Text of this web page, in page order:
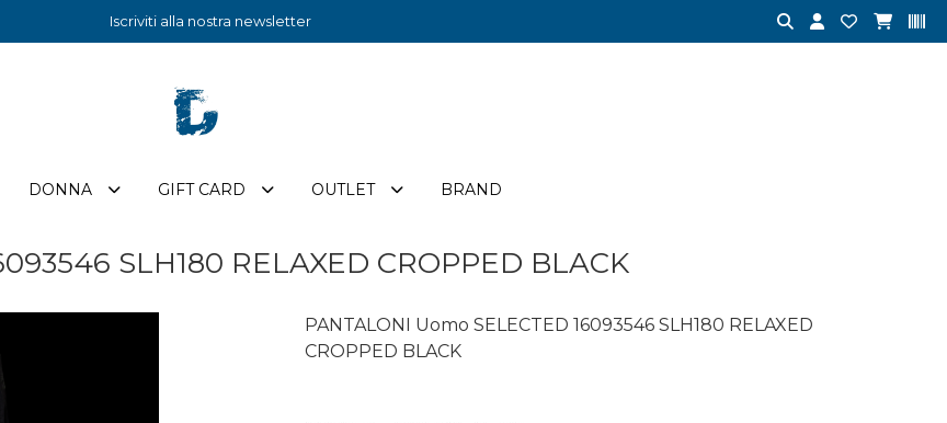
Iscriviti alla nostra newsletter
DONNA GIFT CARD OUTLET BRAND
SLH180 RELAXED CROPPED BLACK
PANTALONI Uomo SELECTED 16093546 SLH180 RELAXED
CROPPED BLACK